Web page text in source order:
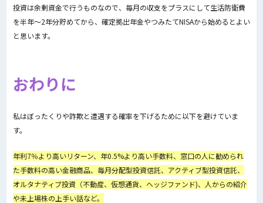
投資は余剰資金で行うものなので、毎月の収支をプラスにして生活防衛費
を半年～2年分貯めてから、確定拠出年金やつみたてNISAから始めるとよい
と思います。
おわりに
私はぼったくりや詐欺と遭遇する確率を下げるために以下を避けていま
す。
年利7％より高いリターン、年0.5%より高い手数料、窓口の人に勧められ
た手数料の高い金融商品、毎月分配型投資信託、アクティブ型投資信託、
オルタナティブ投資（不動産、仮想通貨、ヘッジファンド)、人からの紹介
や未上場株の上手い話など。